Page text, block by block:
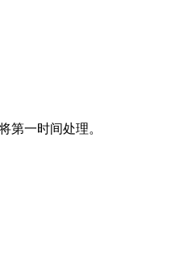
第一时间处理。